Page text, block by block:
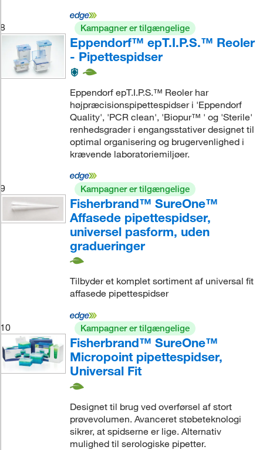
8 Kampagner er tilgængelige
Eppendorf™ epT.I.P.S.™ Reoler
- Pipettespidser
Eppendorf epT.I.P.S.™ Reoler har
højpræcisionspipettespidser i 'Eppendorf
Quality', 'PCR clean', 'Biopur™ ' og 'Sterile'
renhedsgrader i engangsstativer designet til
optimal organisering og brugervenlighed i
krævende laboratoriemiljøer.
9 Kampagner er tilgængelige
Fisherbrand™ SureOne™
Affasede pipettespidser,
universel pasform, uden
gradueringer
Tilbyder et komplet sortiment af universal fit
affasede pipettespidser
10 Kampagner er tilgængelige
Fisherbrand™ SureOne™
Micropoint pipettespidser,
Universal Fit
Designet til brug ved overførsel af stort
prøvevolumen. Avanceret støbeteknologi
sikrer, at spidserne er lige. Alternativ
mulighed til serologiske pipetter.